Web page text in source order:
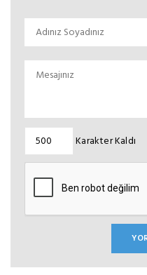
Karakter Kaldı